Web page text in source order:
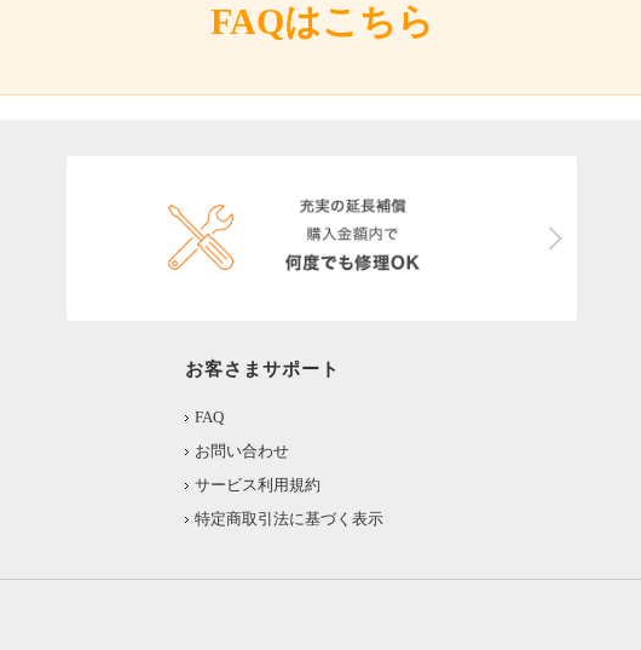
FAQはこちら
お客さまサポート
FAQ
お問い合わせ
サービス利用規約
特定商取引法に基づく表示